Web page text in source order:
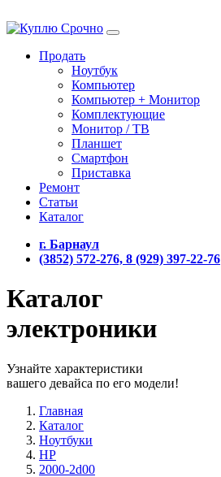
Продать
Ноутбук
Компьютер
Компьютер + Монитор
Комплектующие
Монитор / ТВ
Планшет
Смартфон
Приставка
Ремонт
Статьи
Каталог
г. Барнаул
(3852) 572-276, 8 (929) 397-22-76
Каталог
электроники
Узнайте характеристики
вашего девайса по его модели!
Главная
Каталог
Ноутбуки
HP
2000-2d00